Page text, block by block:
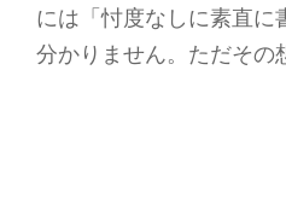
には「忖度なしに素直に
分かりません。ただその